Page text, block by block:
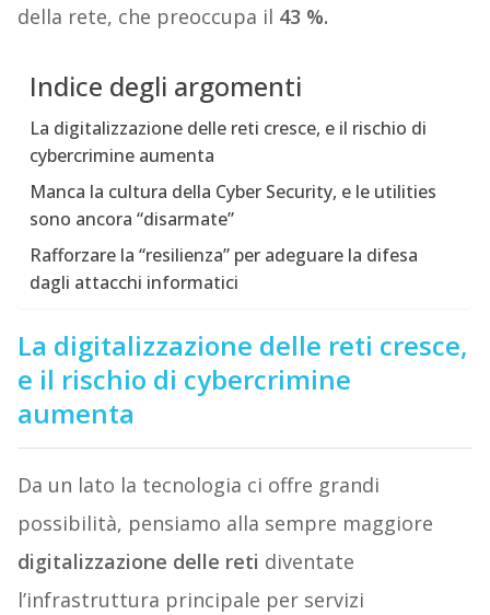
della rete, che preoccupa il 43 %.
Indice degli argomenti
La digitalizzazione delle reti cresce, e il rischio di
cybercrimine aumenta
Manca la cultura della Cyber Security, e le utilities
sono ancora “disarmate”
Rafforzare la “resilienza” per adeguare la difesa
dagli attacchi informatici
La digitalizzazione delle reti cresce,
e il rischio di cybercrimine
aumenta
Da un lato la tecnologia ci offre grandi
possibilità, pensiamo alla sempre maggiore
digitalizzazione delle reti diventate
l’infrastruttura principale per servizi